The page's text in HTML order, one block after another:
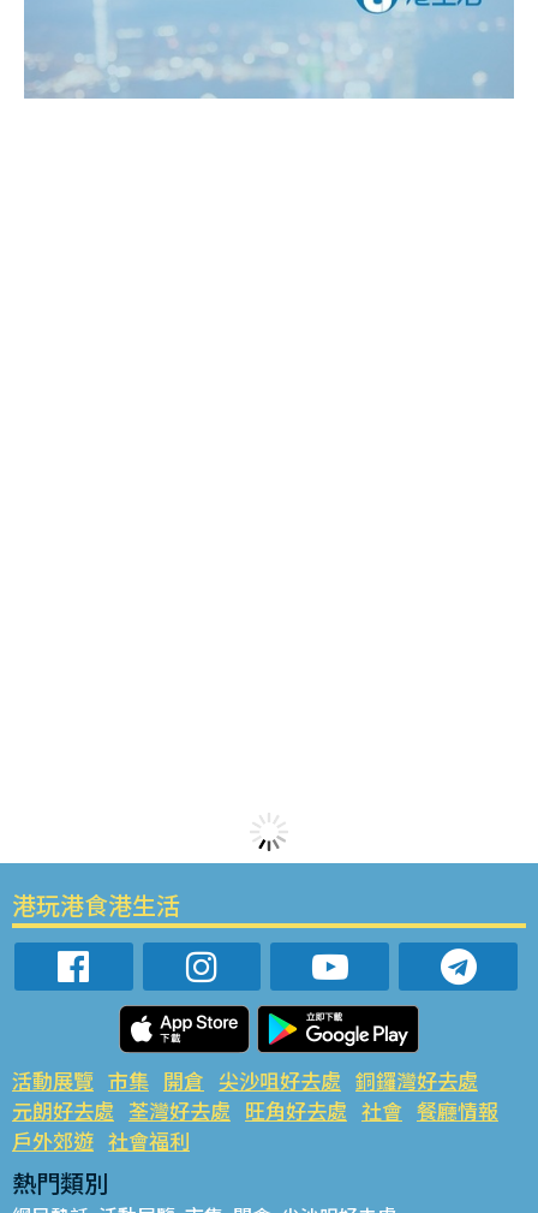
港玩港食港生活
活動展覽 市集 開倉 尖沙咀好去處 銅鑼灣好去處
元朗好去處 荃灣好去處 旺角好去處 社會 餐廳情報
戶外郊遊 社會福利
熱門類別